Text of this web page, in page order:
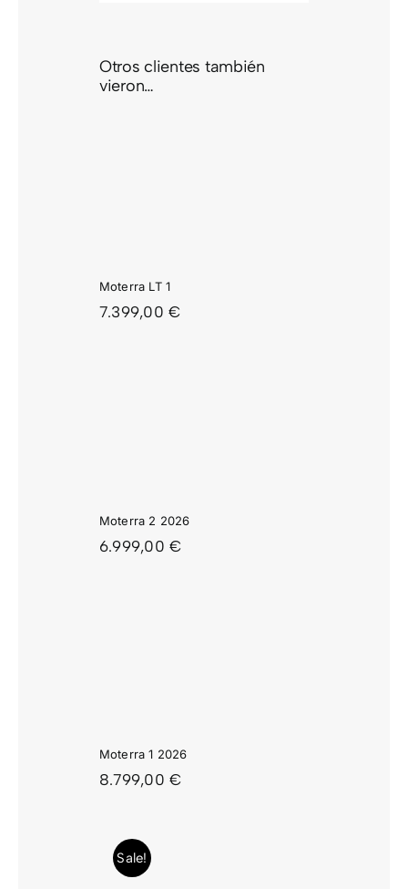
Otros clientes también
vieron…
Moterra LT 1
7.399,00€
Moterra 2 2026
6.999,00€
Moterra 1 2026
8.799,00€
Sale!